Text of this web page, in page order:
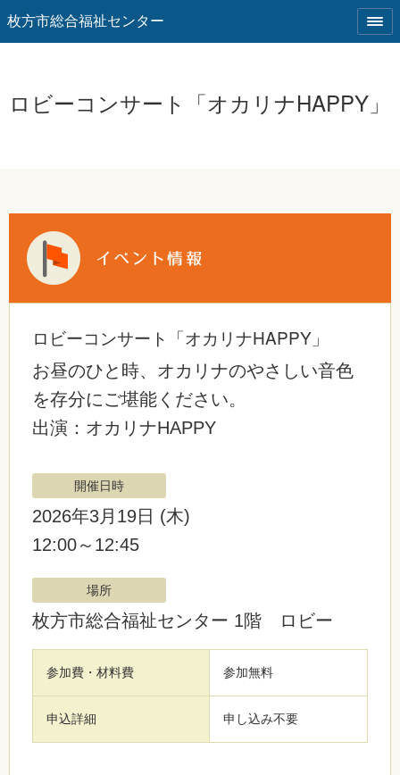
枚方市総合福祉センター
ロビーコンサート「オカリナHAPPY」
ロビーコンサート「オカリナHAPPY」
お昼のひと時、オカリナのやさしい音色
を存分にご堪能ください。
出演：オカリナHAPPY
開催日時
2026年3月19日 (木)
12:00～12:45
場所
枚方市総合福祉センター 1階 ロビー
参加費・材料費 参加無料
申込詳細 申し込み不要